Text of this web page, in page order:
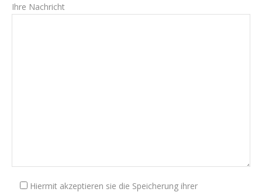
Ihre Nachricht
Hiermit akzeptieren sie die Speicherung ihrer